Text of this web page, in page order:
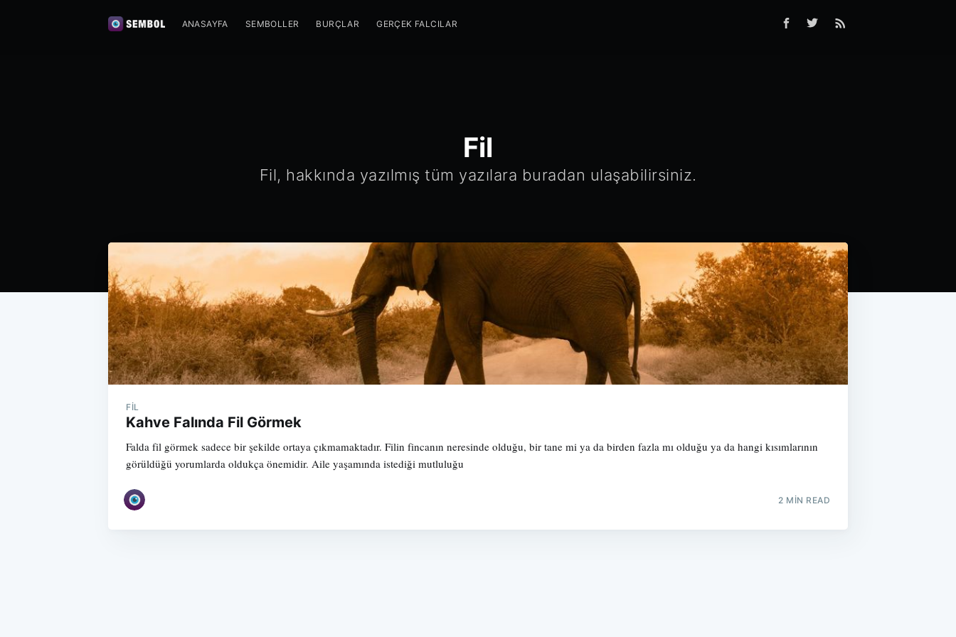
ANASAYFA SEMBOLLER BURÇLAR GERÇEK FALCILAR
Fil
Fil, hakkında yazılmış tüm yazılara buradan ulaşabilirsiniz.
FIL
Kahve Falında Fil Görmek
Falda fil görmek sadece bir şekilde ortaya çıkmamaktadır. Filin fincanın neresinde olduğu, bir tane mi ya da birden fazla mı olduğu ya da hangi kısımlarının
görüldüğü yorumlarda oldukça önemidir. Aile yaşamında istediği mutluluğu
2 MIN READ